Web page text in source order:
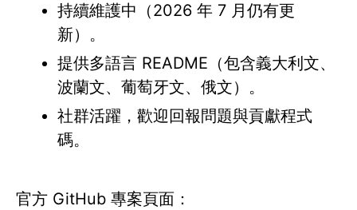
持續維護中（2026 年 7 月仍有更
新）。
提供多語言 README（包含義大利文、
波蘭文、葡萄牙文、俄文）。
社群活躍，歡迎回報問題與貢獻程式
碼。
官方 GitHub 專案頁面：